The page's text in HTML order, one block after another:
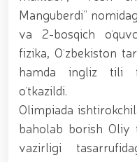
kiritdi. // Iroda
medali bilan
Kuchlarida
yo‘nalishlari
Respublika ishchi
tadbirlari doirasida
sertifikatlar
qo‘mondoni,
poytaxtimizdagi
bilan uchrashib, ular
Farg‘ona
Manguberdi”
va 2-bosqich
fizika, Oʻzbekiston
hamda ingliz tili
oʻtkazildi.
Olimpiada
baholab borish Oliy
vazirligi